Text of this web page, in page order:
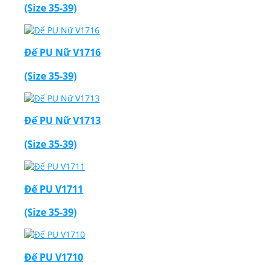
(Size 35-39)
Đế PU Nữ V1716
(Size 35-39)
Đế PU Nữ V1713
(Size 35-39)
Đế PU V1711
(Size 35-39)
Đế PU V1710